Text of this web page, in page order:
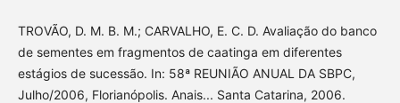
TROVÃO, D. M. B. M.; CARVALHO, E. C. D. Avaliação do banco
de sementes em fragmentos de caatinga em diferentes
estágios de sucessão. In: 58ª REUNIÃO ANUAL DA SBPC,
Julho/2006, Florianópolis. Anais... Santa Catarina, 2006.